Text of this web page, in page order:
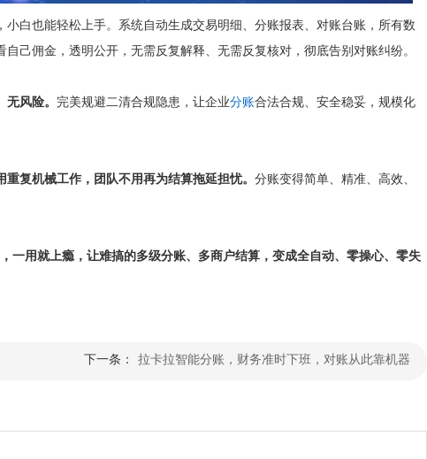
白也能轻松上手。系统自动生成交易明细、分账报表、对账台账，所有数
己佣金，透明公开，无需反复解释、无需反复核对，彻底告别对账纠纷。
风险。 完美规避二清合规隐患，让企业分账合法合规、安全稳妥，规模化
复机械工作，团队不用再为结算拖延担忧。 分账变得简单、精准、高效、
用就上瘾，让难搞的多级分账、多商户结算，变成全自动、零操心、零失
下一条： 拉卡拉智能分账，财务准时下班，对账从此靠机器